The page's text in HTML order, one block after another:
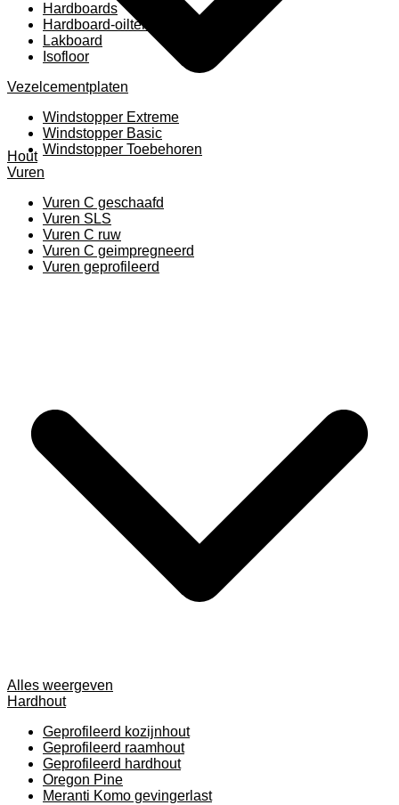
Hardboards
Hardboard-oiltemperated
Lakboard
Isofloor
Vezelcementplaten
Windstopper Extreme
Windstopper Basic
Windstopper Toebehoren
Hout
Vuren
Vuren C geschaafd
Vuren SLS
Vuren C ruw
Vuren C geimpregneerd
Vuren geprofileerd
Alles weergeven
Hardhout
Geprofileerd kozijnhout
Geprofileerd raamhout
Geprofileerd hardhout
Oregon Pine
Meranti Komo gevingerlast